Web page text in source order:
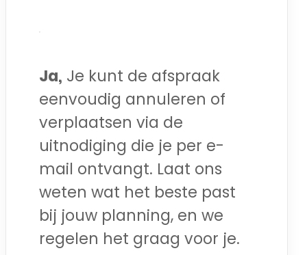
Ja, Je kunt de afspraak
eenvoudig annuleren of
verplaatsen via de
uitnodiging die je per e-
mail ontvangt. Laat ons
weten wat het beste past
bij jouw planning, en we
regelen het graag voor je.